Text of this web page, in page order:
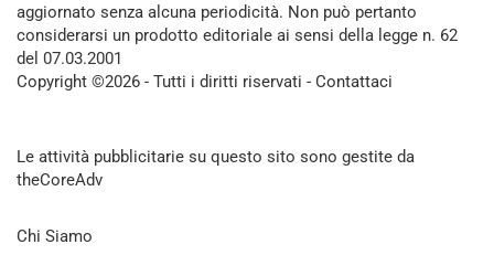
aggiornato senza alcuna periodicità. Non può pertanto
considerarsi un prodotto editoriale ai sensi della legge n. 62
del 07.03.2001
Copyright ©2026 - Tutti i diritti riservati - Contattaci
Le attività pubblicitarie su questo sito sono gestite da
theCoreAdv
Chi Siamo